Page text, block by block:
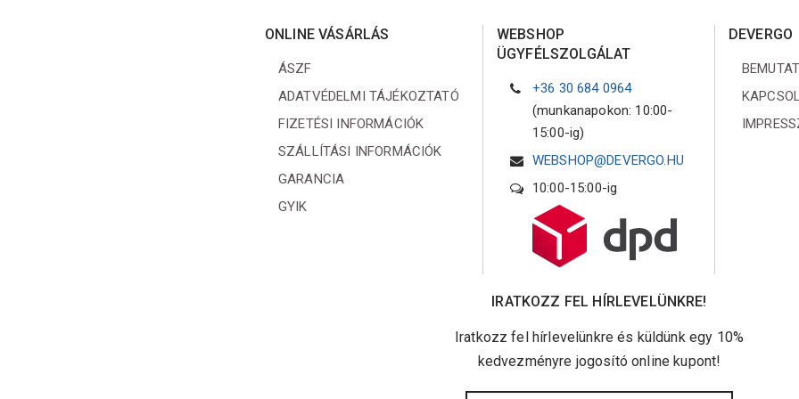
ONLINE VÁSÁRLÁS
ÁSZF
ADATVÉDELMI TÁJÉKOZTATÓ
FIZETÉSI INFORMÁCIÓK
SZÁLLÍTÁSI INFORMÁCIÓK
GARANCIA
GYIK
WEBSHOP
ÜGYFÉLSZOLGÁLAT
+36 30 684 0964
(munkanapokon: 10:00-
15:00-ig)
WEBSHOP@DEVERGO.HU
10:00-15:00-ig
DEVERGO
IRATKOZZ FEL HÍRLEVELÜNKRE!
Iratkozz fel hírlevelünkre és küldünk egy 10%
kedvezményre jogosító online kupont!